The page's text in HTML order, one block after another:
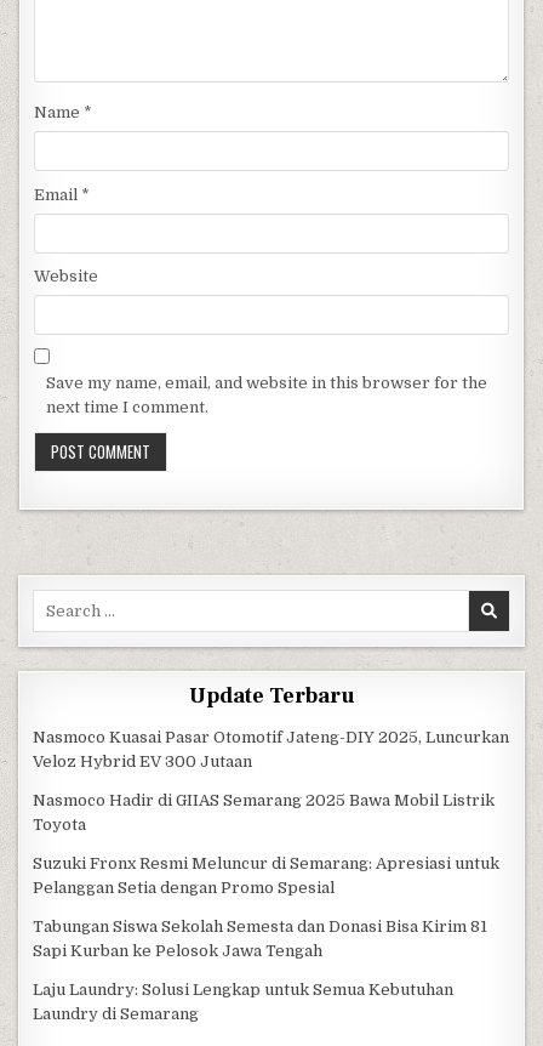
Name *
Email *
Website
Save my name, email, and website in this browser for the
next time I comment.
Update Terbaru
Nasmoco Kuasai Pasar Otomotif Jateng-DIY 2025, Luncurkan
Veloz Hybrid EV 300 Jutaan
Nasmoco Hadir di GIIAS Semarang 2025 Bawa Mobil Listrik
Toyota
Suzuki Fronx Resmi Meluncur di Semarang: Apresiasi untuk
Pelanggan Setia dengan Promo Spesial
Tabungan Siswa Sekolah Semesta dan Donasi Bisa Kirim 81
Sapi Kurban ke Pelosok Jawa Tengah
Laju Laundry: Solusi Lengkap untuk Semua Kebutuhan
Laundry di Semarang